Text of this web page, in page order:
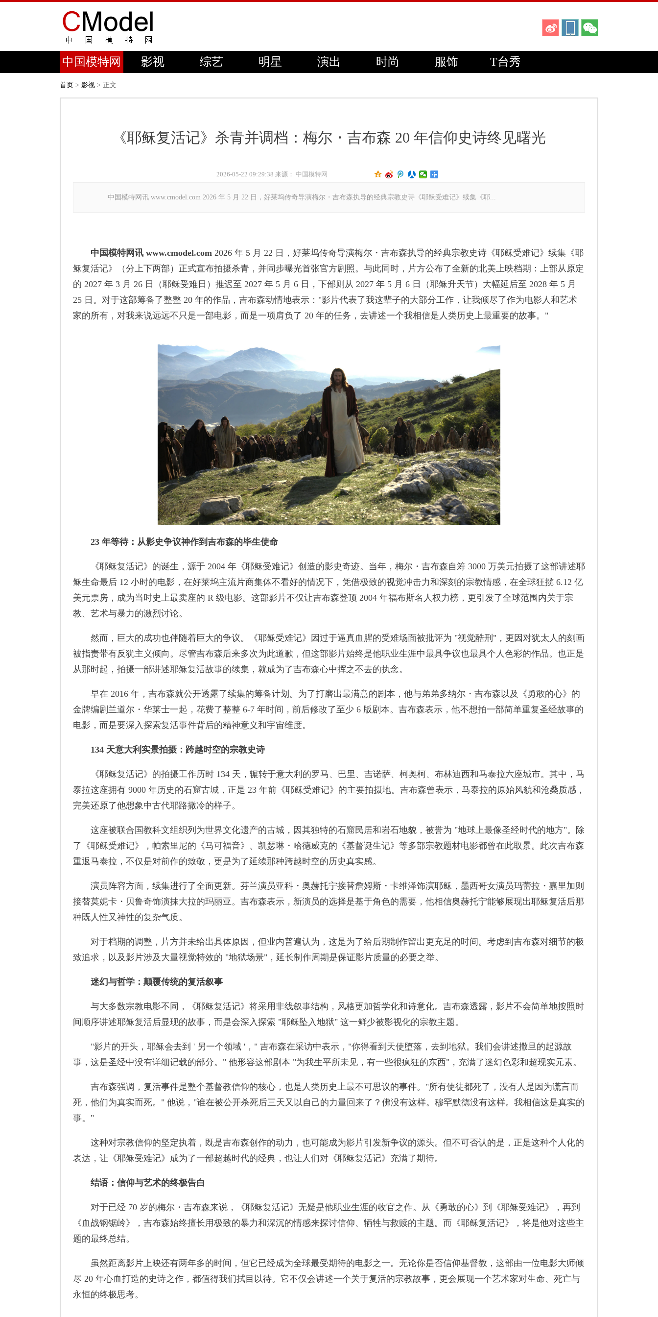
中国模特网 影视 综艺 明星 演出 时尚 服饰 T台秀
首页 > 影视 > 正文
《耶稣复活记》杀青并调档：梅尔・吉布森 20 年信仰史诗终见曙光
2026-05-22 09:29:38 来源： 中国模特网
中国模特网讯 www.cmodel.com 2026 年 5 月 22 日，好莱坞传奇导演梅尔・吉布森执导的经典宗教史诗《耶稣受难记》续集《耶...
中国模特网讯 www.cmodel.com 2026 年 5 月 22 日，好莱坞传奇导演梅尔・吉布森执导的经典宗教史诗《耶稣受难记》续集《耶
稣复活记》（分上下两部）正式宣布拍摄杀青，并同步曝光首张官方剧照。与此同时，片方公布了全新的北美上映档期：上部从原定
的 2027 年 3 月 26 日（耶稣受难日）推迟至 2027 年 5 月 6 日，下部则从 2027 年 5 月 6 日（耶稣升天节）大幅延后至 2028 年 5 月
25 日。对于这部筹备了整整 20 年的作品，吉布森动情地表示："影片代表了我这辈子的大部分工作，让我倾尽了作为电影人和艺术
家的所有，对我来说远远不只是一部电影，而是一项肩负了 20 年的任务，去讲述一个我相信是人类历史上最重要的故事。"
23 年等待：从影史争议神作到吉布森的毕生使命
《耶稣复活记》的诞生，源于 2004 年《耶稣受难记》创造的影史奇迹。当年，梅尔・吉布森自筹 3000 万美元拍摄了这部讲述耶
稣生命最后 12 小时的电影，在好莱坞主流片商集体不看好的情况下，凭借极致的视觉冲击力和深刻的宗教情感，在全球狂揽 6.12 亿
美元票房，成为当时史上最卖座的 R 级电影。这部影片不仅让吉布森登顶 2004 年福布斯名人权力榜，更引发了全球范围内关于宗
教、艺术与暴力的激烈讨论。
然而，巨大的成功也伴随着巨大的争议。《耶稣受难记》因过于逼真血腥的受难场面被批评为 "视觉酷刑"，更因对犹太人的刻画
被指责带有反犹主义倾向。尽管吉布森后来多次为此道歉，但这部影片始终是他职业生涯中最具争议也最具个人色彩的作品。也正是
从那时起，拍摄一部讲述耶稣复活故事的续集，就成为了吉布森心中挥之不去的执念。
早在 2016 年，吉布森就公开透露了续集的筹备计划。为了打磨出最满意的剧本，他与弟弟多纳尔・吉布森以及《勇敢的心》的
金牌编剧兰道尔・华莱士一起，花费了整整 6-7 年时间，前后修改了至少 6 版剧本。吉布森表示，他不想拍一部简单重复圣经故事的
电影，而是要深入探索复活事件背后的精神意义和宇宙维度。
134 天意大利实景拍摄：跨越时空的宗教史诗
《耶稣复活记》的拍摄工作历时 134 天，辗转于意大利的罗马、巴里、吉诺萨、柯奥柯、布林迪西和马泰拉六座城市。其中，马
泰拉这座拥有 9000 年历史的石窟古城，正是 23 年前《耶稣受难记》的主要拍摄地。吉布森曾表示，马泰拉的原始风貌和沧桑质感，
完美还原了他想象中古代耶路撒冷的样子。
这座被联合国教科文组织列为世界文化遗产的古城，因其独特的石窟民居和岩石地貌，被誉为 "地球上最像圣经时代的地方"。除
了《耶稣受难记》，帕索里尼的《马可福音》、凯瑟琳・哈德威克的《基督诞生记》等多部宗教题材电影都曾在此取景。此次吉布森
重返马泰拉，不仅是对前作的致敬，更是为了延续那种跨越时空的历史真实感。
演员阵容方面，续集进行了全面更新。芬兰演员亚科・奥赫托宁接替詹姆斯・卡维泽饰演耶稣，墨西哥女演员玛蕾拉・嘉里加则
接替莫妮卡・贝鲁奇饰演抹大拉的玛丽亚。吉布森表示，新演员的选择是基于角色的需要，他相信奥赫托宁能够展现出耶稣复活后那
种既人性又神性的复杂气质。
对于档期的调整，片方并未给出具体原因，但业内普遍认为，这是为了给后期制作留出更充足的时间。考虑到吉布森对细节的极
致追求，以及影片涉及大量视觉特效的 "地狱场景"，延长制作周期是保证影片质量的必要之举。
迷幻与哲学：颠覆传统的复活叙事
与大多数宗教电影不同，《耶稣复活记》将采用非线叙事结构，风格更加哲学化和诗意化。吉布森透露，影片不会简单地按照时
间顺序讲述耶稣复活后显现的故事，而是会深入探索 "耶稣坠入地狱" 这一鲜少被影视化的宗教主题。
"影片的开头，耶稣会去到 ' 另一个领域 '，" 吉布森在采访中表示，"你得看到天使堕落，去到地狱。我们会讲述撒旦的起源故
事，这是圣经中没有详细记载的部分。" 他形容这部剧本 "为我生平所未见，有一些很疯狂的东西"，充满了迷幻色彩和超现实元素。
吉布森强调，复活事件是整个基督教信仰的核心，也是人类历史上最不可思议的事件。"所有使徒都死了，没有人是因为谎言而
死，他们为真实而死。" 他说，"谁在被公开杀死后三天又以自己的力量回来了？佛没有这样。穆罕默德没有这样。我相信这是真实的
事。"
这种对宗教信仰的坚定执着，既是吉布森创作的动力，也可能成为影片引发新争议的源头。但不可否认的是，正是这种个人化的
表达，让《耶稣受难记》成为了一部超越时代的经典，也让人们对《耶稣复活记》充满了期待。
结语：信仰与艺术的终极告白
对于已经 70 岁的梅尔・吉布森来说，《耶稣复活记》无疑是他职业生涯的收官之作。从《勇敢的心》到《耶稣受难记》，再到
《血战钢锯岭》，吉布森始终擅长用极致的暴力和深沉的情感来探讨信仰、牺牲与救赎的主题。而《耶稣复活记》，将是他对这些主
题的最终总结。
虽然距离影片上映还有两年多的时间，但它已经成为全球最受期待的电影之一。无论你是否信仰基督教，这部由一位电影大师倾
尽 20 年心血打造的史诗之作，都值得我们拭目以待。它不仅会讲述一个关于复活的宗教故事，更会展现一个艺术家对生命、死亡与
永恒的终极思考。